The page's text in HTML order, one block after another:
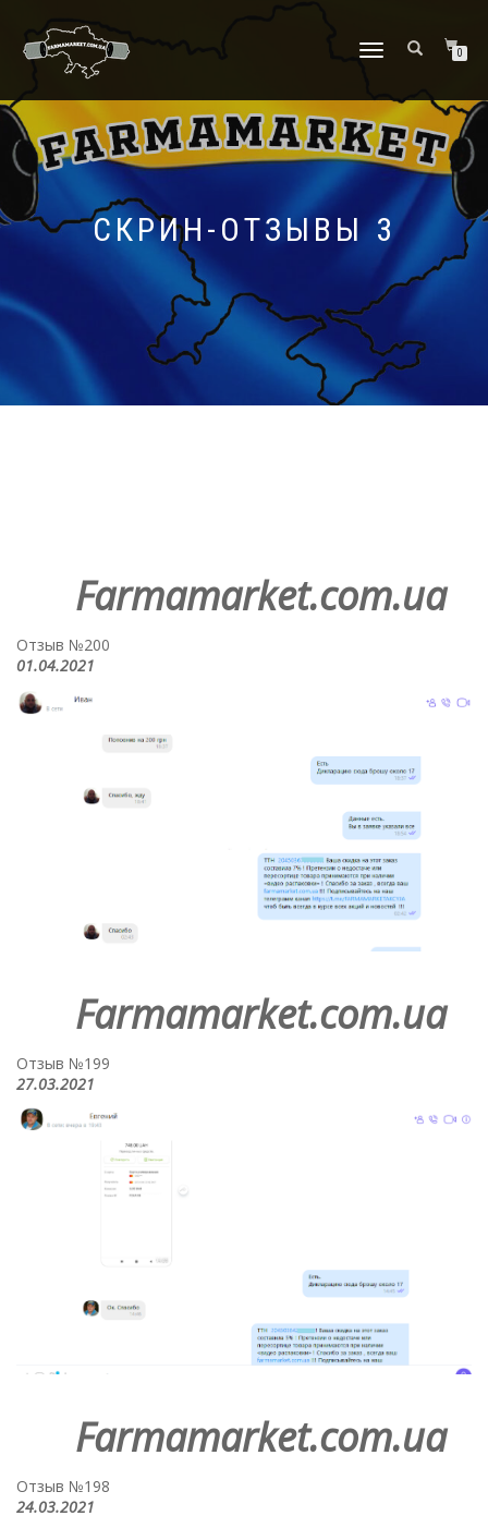
ПЕРЕКЛЮЧИТЬ
0
СКРИН-ОТЗЫВЫ 3
Farmamarket.com.ua
Отзыв №200
01.04.2021
Farmamarket.com.ua
Отзыв №199
27.03.2021
Farmamarket.com.ua
Отзыв №198
24.03.2021